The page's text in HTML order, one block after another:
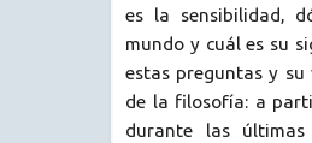
es la sensibilidad,
mundo y cuál es su
estas preguntas y
de la filosofía: a
durante las